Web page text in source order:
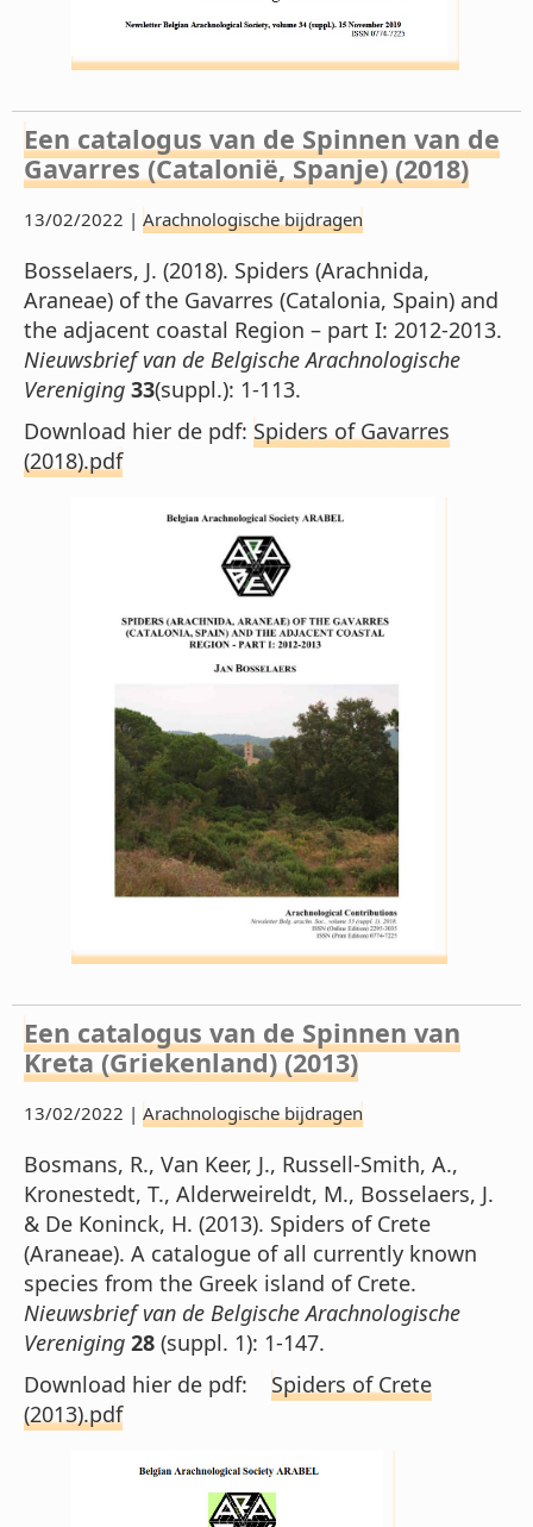
Een catalogus van de Spinnen van de
Gavarres (Catalonië, Spanje) (2018)
13/02/2022 | Arachnologische bijdragen
Bosselaers, J. (2018). Spiders (Arachnida,
Araneae) of the Gavarres (Catalonia, Spain) and
the adjacent coastal Region – part I: 2012-2013.
Nieuwsbrief van de Belgische Arachnologische
Vereniging 33(suppl.): 1-113.
Download hier de pdf: Spiders of Gavarres
(2018).pdf
Een catalogus van de Spinnen van
Kreta (Griekenland) (2013)
13/02/2022 | Arachnologische bijdragen
Bosmans, R., Van Keer, J., Russell-Smith, A.,
Kronestedt, T., Alderweireldt, M., Bosselaers, J.
& De Koninck, H. (2013). Spiders of Crete
(Araneae). A catalogue of all currently known
species from the Greek island of Crete.
Nieuwsbrief van de Belgische Arachnologische
Vereniging 28 (suppl. 1): 1-147.
Download hier de pdf: Spiders of Crete
(2013).pdf